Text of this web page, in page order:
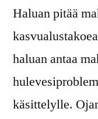
Haluan pitää
haluan antaa
käsittelylle.